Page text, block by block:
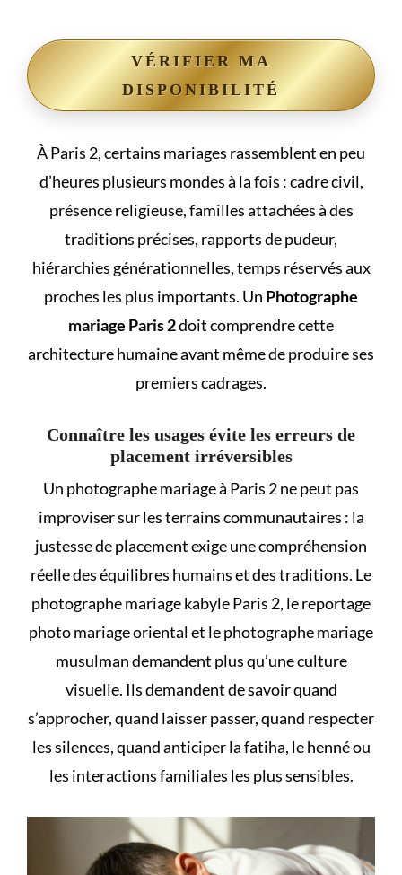
VÉRIFIER MA
DISPONIBILITÉ
À Paris 2, certains mariages rassemblent en peu
d’heures plusieurs mondes à la fois : cadre civil,
présence religieuse, familles attachées à des
traditions précises, rapports de pudeur,
hiérarchies générationnelles, temps réservés aux
proches les plus importants. Un Photographe
mariage Paris 2doit comprendre cette
architecture humaine avant même de produire ses
premiers cadrages.
Connaître les usages évite les erreurs de
placement irréversibles
Un photographe mariage à Paris 2 ne peut pas
improviser sur les terrains communautaires : la
justesse de placement exige une compréhension
réelle des équilibres humains et des traditions. Le
photographe mariage kabyle Paris 2, le reportage
photo mariage oriental et le photographe mariage
musulman demandent plus qu’une culture
visuelle. Ils demandent de savoir quand
s’approcher, quand laisser passer, quand respecter
les silences, quand anticiper la fatiha, le henné ou
les interactions familiales les plus sensibles.